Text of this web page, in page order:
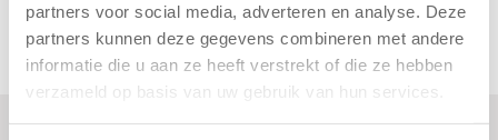
partners voor social media, adverteren en analyse. Deze
partners kunnen deze gegevens combineren met andere
informatie die u aan ze heeft verstrekt of die ze hebben
verzameld op basis van uw gebruik van hun services.